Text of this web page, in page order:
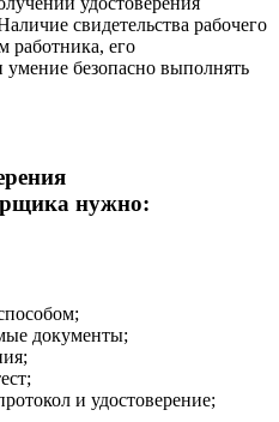
свидетельства рабочего
работника, его
безопасно выполнять
нужно:
документы;
и удостоверение;